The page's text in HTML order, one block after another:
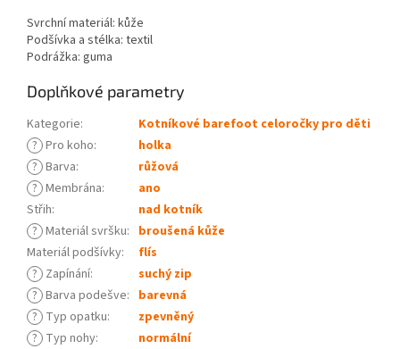
Svrchní materiál: kůže
Podšívka a stélka: textil
Podrážka: guma
Doplňkové parametry
Kategorie:
Kotníkové barefoot celoročky pro děti
? Pro koho:
holka
? Barva:
růžová
? Membrána:
ano
Střih:
nad kotník
? Materiál svršku: broušená kůže
Materiál podšívky:
flís
? Zapínání:
suchý zip
? Barva podešve: barevná
? Typ opatku:
zpevněný
? Typ nohy:
normální